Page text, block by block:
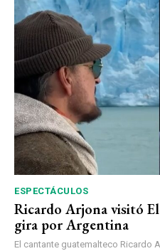
ESPECTÁCULOS
Ricardo Arjona visitó
gira por Argentina
El cantante guatemalteco Ricardo